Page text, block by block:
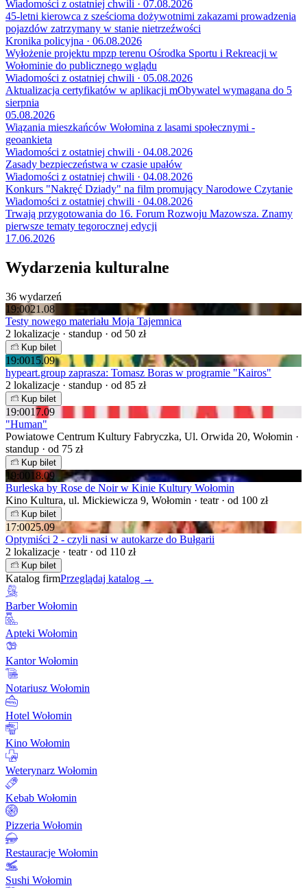
Wiadomości z ostatniej chwili · 07.08.2026
45-letni kierowca z sześcioma dożywotnimi zakazami prowadzenia
pojazdów zatrzymany w stanie nietrzeźwości
Kronika policyjna · 06.08.2026
Wyłożenie projektu mpzp terenu Ośrodka Sportu i Rekreacji w
Wołominie do publicznego wglądu
Wiadomości z ostatniej chwili · 05.08.2026
Aktualizacja certyfikatów w aplikacji mObywatel wymagana do 5
sierpnia
05.08.2026
Wiązania mieszkańców Wołomina z lasami społecznymi -
geoankieta
Wiadomości z ostatniej chwili · 04.08.2026
Zasady bezpieczeństwa w czasie upałów
Wiadomości z ostatniej chwili · 04.08.2026
Konkurs "Nakręć Dziady" na film promujący Narodowe Czytanie
Wiadomości z ostatniej chwili · 04.08.2026
Trwają przygotowania do 16. Forum Rozwoju Mazowsza. Znamy
pierwsze tematy tegorocznej edycji
17.06.2026
Wydarzenia kulturalne
36 wydarzeń
19:0021.08
Testy nowego materiału Moja Tajemnica
2 lokalizacje · standup · od 50 zł
Kup bilet
19:0015.09
hypeart.group zaprasza: Tomasz Boras w programie "Kairos"
2 lokalizacje · standup · od 85 zł
Kup bilet
19:0017.09
"Human"
Powiatowe Centrum Kultury Fabryczka, Ul. Orwida 20, Wołomin ·
standup · od 75 zł
Kup bilet
19:00 18.09
Burleska by Rose de Noir w Kinie Kultury Wołomin
Kino Kultura, ul. Mickiewicza 9, Wołomin · teatr · od 100 zł
Kup bilet
17:0025.09
Optymiści 2 - czyli nasi w autokarze do Bułgarii
2 lokalizacje · teatr · od 110 zł
Kup bilet
Katalog firmPrzeglądaj katalog →
Barber Wołomin
Apteki Wołomin
Kantor Wołomin
Notariusz Wołomin
Hotel Wołomin
Kino Wołomin
Weterynarz Wołomin
Kebab Wołomin
Pizzeria Wołomin
Restauracje Wołomin
Sushi Wołomin